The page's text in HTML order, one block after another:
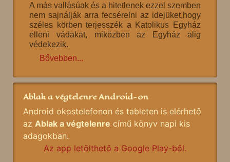
A más vallásúak és a hitetlenek ezzel szemben
nem sajnálják arra fecsérelni az idejüket,hogy
széles körben terjesszék a Katolikus Egyház
elleni vádakat, miközben az Egyház alig
védekezik.
Bővebben...
Ablak a végtelenre Android-on
Android okostelefonon és tableten is elérhető
az Ablak a végtelenre című könyv napi kis
adagokban.
Az app letölthető a Google Play-ből.